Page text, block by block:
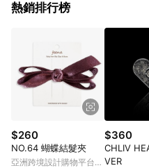
熱銷排行榜
$260
NO.64 蝴蝶結髮夾
亞洲跨境設計購物平台
$360
CHLIV
VER